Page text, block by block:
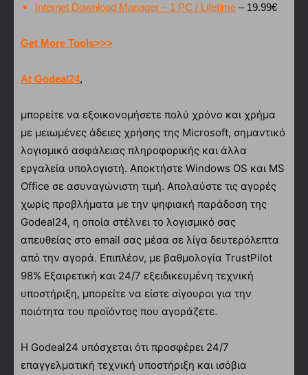
Internet Download Manager – 1 PC / Lifetime – 19.99€
Get More Tools>>>
At Godeal24,
μπορείτε να εξοικονομήσετε πολύ χρόνο και χρήμα
με μειωμένες άδειες χρήσης της Microsoft, σημαντικό
λογισμικό ασφάλειας πληροφορικής και άλλα
εργαλεία υπολογιστή. Αποκτήστε Windows OS και MS
Office σε ασυναγώνιστη τιμή. Απολαύστε τις αγορές
χωρίς προβλήματα με την ψηφιακή παράδοση της
Godeal24, η οποία στέλνει το λογισμικό σας
απευθείας στο email σας μέσα σε λίγα δευτερόλεπτα
από την αγορά. Επιπλέον, με βαθμολογία TrustPilot
98% Εξαιρετική και 24/7 εξειδικευμένη τεχνική
υποστήριξη, μπορείτε να είστε σίγουροι για την
ποιότητα του προϊόντος που αγοράζετε.
Η Godeal24 υπόσχεται ότι προσφέρει 24/7
επαγγελματική τεχνική υποστήριξη και ισόβια